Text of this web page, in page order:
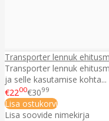
Transporter lennuk
Transporter lennuk
ja selle kasutamise kohta...
€2200€3099
Lisa ostukorvi
Lisa soovide nimekirja